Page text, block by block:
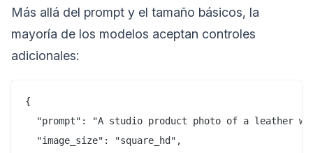
Más allá del prompt y el tamaño básicos, la
mayoría de los modelos aceptan controles
adicionales:
{
"prompt": "A studio product photo of a leather
  "image_size": "square_hd",